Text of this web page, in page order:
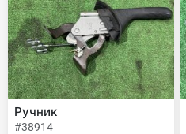
Ручник
#38914